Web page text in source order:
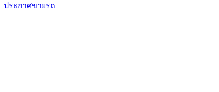
ประกาศขายรถ